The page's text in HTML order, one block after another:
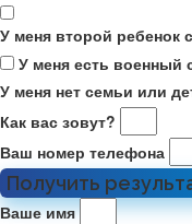
У меня второй ребенок
У меня есть военный
У меня нет семьи или
Как вас зовут?
Ваш номер телефона
Получить
Ваше имя